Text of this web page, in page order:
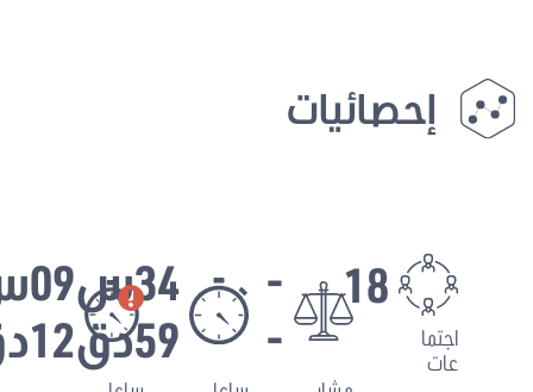
إحصائيات
18
اجتما
عات
-
-
34س
59دق
09س
12دق